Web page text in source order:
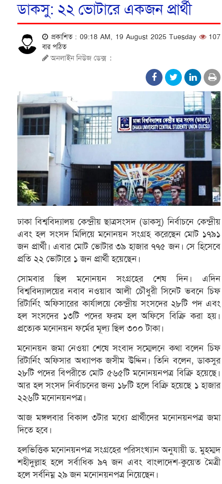
ডাকসু: ২২ ভোটারে একজন প্রার্থী
প্রকাশিত : 09:18 AM, 19 August 2025 Tuesday
107
বার পঠিত
অনলাইন নিউজ ডেক্স :
ঢাকা বিশ্ববিদ্যালয় কেন্দ্রীয় ছাত্রসংসদ (ডাকসু) নির্বাচনে কেন্দ্রীয়
এবং হল সংসদ মিলিয়ে মনোনয়ন সংগ্রহ করেছেন মোট ১৭৯১
জন প্রার্থী। এবার মোট ভোটার ৩৯ হাজার ৭৭৫ জন। সে হিসেবে
প্রতি ২২ ভোটারে ১ জন প্রার্থী হয়েছেন।
সোমবার ছিল মনোনয়ন সংগ্রহের শেষ দিন। এদিন
বিশ্ববিদ্যালয়ের নবাব নওয়াব আলী চৌধুরী সিনেট ভবনে চিফ
রিটার্নিং অফিসারের কার্যালয়ে কেন্দ্রীয় সংসদের ২৮টি পদ এবং
হল সংসদের ১৩টি পদের ফরম হল অফিসে বিক্রি করা হয়।
প্রত্যেক মনোনয়ন ফর্মের মূল্য ছিল ৩০০ টাকা।
মনোনয়ন জমা নেওয়া শেষে সংবাদ সম্মেলনে কথা বলেন চিফ
রিটার্নিং অফিসার অধ্যাপক জসীম উদ্দিন। তিনি বলেন, ডাকসুর
২৮টি পদের বিপরীতে মোট ৫৬৫টি মনোনয়নপত্র বিক্রি হয়েছে।
আর হল সংসদ নির্বাচনের জন্য ১৮টি হলে বিক্রি হয়েছে ১ হাজার
২২৬টি মনোনয়নপত্র।
আজ মঙ্গলবার বিকাল ৩টার মধ্যে প্রার্থীদের মনোনয়নপত্র জমা
দিতে হবে।
হলভিত্তিক মনোনয়নপত্র সংগ্রহের পরিসংখ্যান অনুযায়ী ড. মুহম্মদ
শহীদুল্লাহ হলে সর্বাধিক ৯৭ জন এবং বাংলাদেশ-কুয়েত মৈত্রী
হলে সর্বনিম্ন ২৯ জন মনোনয়নপত্র নিয়েছেন।